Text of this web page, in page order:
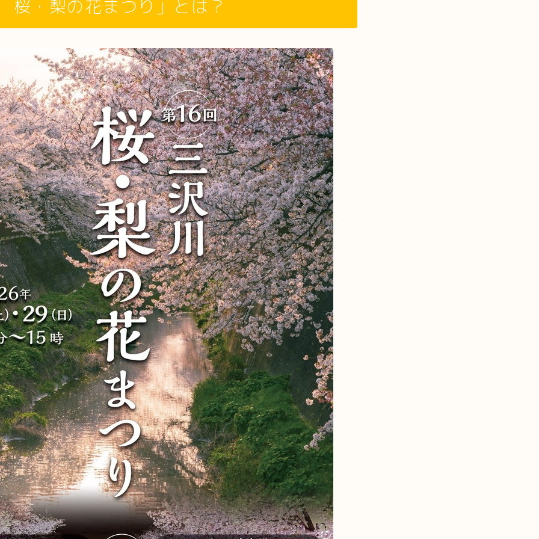
・梨の花まつり」とは？